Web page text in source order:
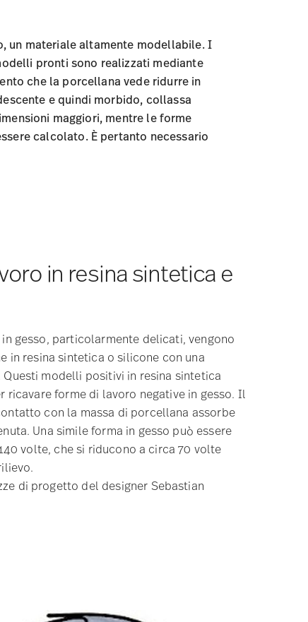
un materiale altamente modellabile. I
pronti sono realizzati mediante
che la porcellana vede ridurre in
e quindi morbido, collassa
maggiori, mentre le forme
calcolato. È pertanto necessario
in resina sintetica e
gesso, particolarmente delicati, vengono
in resina sintetica o silicone con una
Questi modelli positivi in resina sintetica
ricavare forme di lavoro negative in gesso. Il
con la massa di porcellana assorbe
Una simile forma in gesso può essere
volte, che si riducono a circa 70 volte
di progetto del designer Sebastian